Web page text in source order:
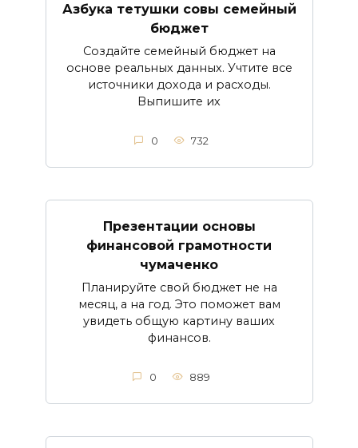
Азбука тетушки совы семейный
бюджет
Создайте семейный бюджет на
основе реальных данных. Учтите все
источники дохода и расходы.
Выпишите их
0 732
Презентации основы
финансовой грамотности
чумаченко
Планируйте свой бюджет не на
месяц, а на год. Это поможет вам
увидеть общую картину ваших
финансов.
0 889